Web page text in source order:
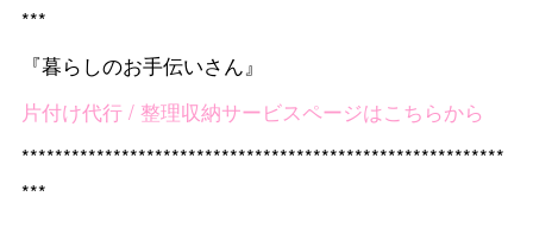
***
『暮らしのお手伝いさん』
片付け代行 / 整理収納サービスページはこちらから
**********************************************************
***